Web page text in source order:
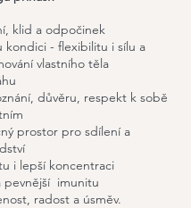
klid a odpočinek
kondici - flexibilitu i sílu a
vlastního těla
důvěru, respekt k sobě
prostor pro sdílení a
i lepší koncentraci
pevnější imunitu
radost a úsměv.